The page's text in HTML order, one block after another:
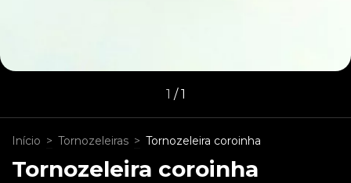
1 /1
Início > Tornozeleiras > Tornozeleira coroinha
Tornozeleira coroinha